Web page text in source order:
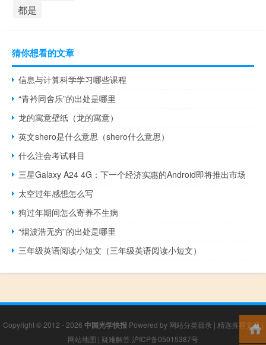
都是
猜你想看的文章
信息与计算科学学习哪些课程
“青衿同舍乐”的出处是哪里
龙的寓意壁纸（龙的寓意）
英文shero是什么意思（shero什么意思）
什么注会考试科目
三星Galaxy A24 4G：下一个经济实惠的Android即将推出市场
太空过年感想怎么写
狗过年期间怎么寄养不生病
“烟波浩无穷”的出处是哪里
三年级英语阅读小短文（三年级英语阅读小短文）
Copyright © 2012 - 2026 中国光学快报 Powered by 网站分类目录 | 精选推荐文章 |
网站地图 | 疑难解答 沪ICP备05015387号